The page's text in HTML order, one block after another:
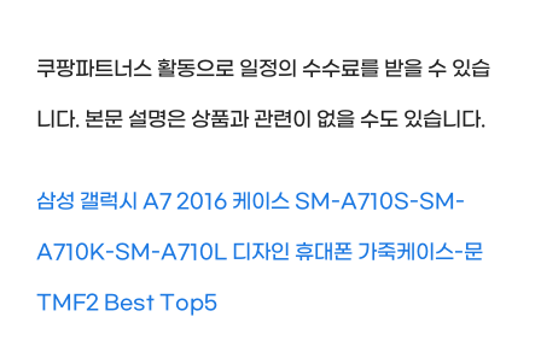
쿠팡파트너스 활동으로 일정의 수수료를 받을 수 있습
니다. 본문 설명은 상품과 관련이 없을 수도 있습니다.
삼성 갤럭시 A7 2016 케이스 SM-A710S-SM-
A710K-SM-A710L 디자인 휴대폰 가죽케이스-문
TMF2 Best Top5